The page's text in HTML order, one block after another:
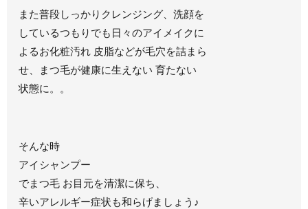
また普段しっかりクレンジング、洗顔を
しているつもりでも日々のアイメイクに
よるお化粧汚れ 皮脂などが毛穴を詰まら
せ、まつ毛が健康に生えない 育たない
状態に。。
そんな時
アイシャンプー
でまつ毛 お目元を清潔に保ち、
辛いアレルギー症状も和らげましょう♪